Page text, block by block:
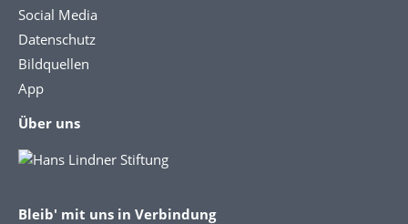
Social Media
Datenschutz
Bildquellen
App
Über uns
Bleib' mit uns in Verbindung